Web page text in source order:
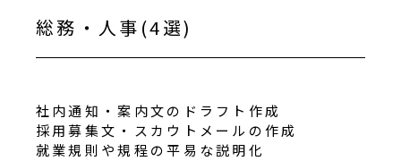
総務・人事(4選)
社内通知・案内文のドラフト作成
採用募集文・スカウトメールの作成
就業規則や規程の平易な説明化